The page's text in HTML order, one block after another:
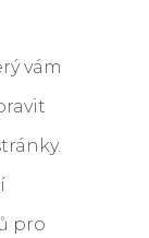
vám
pro